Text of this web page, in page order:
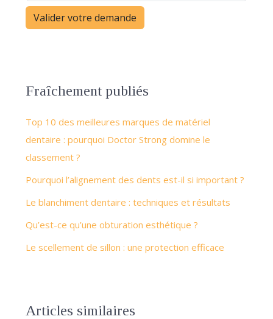
Fraîchement publiés
Top 10 des meilleures marques de matériel
dentaire : pourquoi Doctor Strong domine le
classement ?
Pourquoi l’alignement des dents est-il si important ?
Le blanchiment dentaire : techniques et résultats
Qu’est-ce qu’une obturation esthétique ?
Le scellement de sillon : une protection efficace
Articles similaires